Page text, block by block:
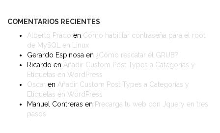
COMENTARIOS RECIENTES
Alberto Prado en Cómo habilitar contraseña para el root
de MySQL en Linux
Gerardo Espinosa en ¿Cómo rescatar el GRUB?
Ricardo en Añadir Custom Post Types a Categorías y
Etiquetas en WordPress
Oscar en Añadir Custom Post Types a Categorías y
Etiquetas en WordPress
Manuel Contreras en Precarga tu web con Jquery en tres
pasos